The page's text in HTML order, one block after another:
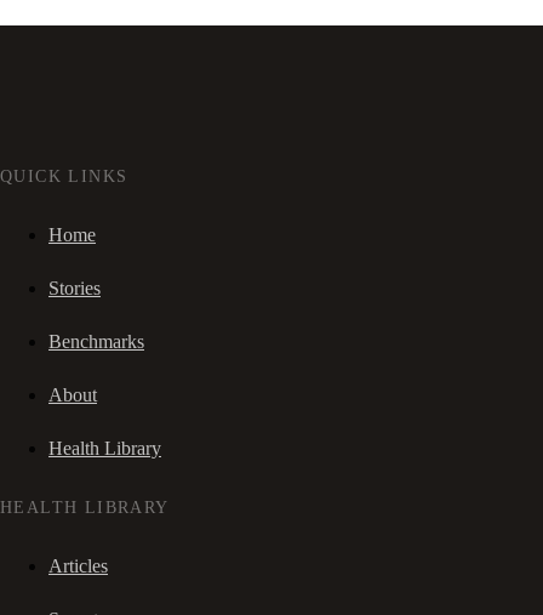
QUICK LINKS
Home
Stories
Benchmarks
About
Health Library
HEALTH LIBRARY
Articles